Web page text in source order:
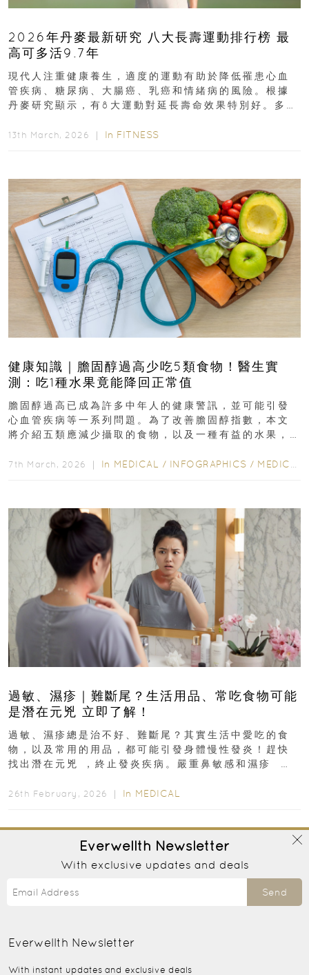
2026年丹麥最新研究 八大長壽運動排行榜 最
高可多活9.7年
現代人注重健康養生，適度的運動有助於降低罹患心血
管疾病、糖尿病、大腸癌、乳癌和情緒病的風險。根據
丹麥研究顯示，有8大運動對延長壽命效果特別好。多做
13th March, 2026 ｜ In FITNESS
健康知識｜膽固醇過高少吃5類食物！醫生實
測：吃1種水果竟能降回正常值
膽固醇過高已成為許多中年人的健康警訊，並可能引發
心血管疾病等一系列問題。為了改善膽固醇指數，本文
將介紹五類應減少攝取的食物，以及一種有益的水果，
7th March, 2026 ｜ In MEDICAL / INFOGRAPHICS / MEDICAL
過敏、濕疹｜難斷尾？生活用品、常吃食物可能
是潛在元兇 立即了解！
過敏、濕疹總是治不好、難斷尾？其實生活中愛吃的食
物，以及常用的用品，都可能引發身體慢性發炎！趕快
找出潛在元兇 ，終止發炎疾病。嚴重鼻敏感和濕疹 生
26th February, 2026 ｜ In MEDICAL
Everwellth Newsletter
With exclusive updates and deals
Send
Everwellth Newsletter
With instant updates and exclusive deals